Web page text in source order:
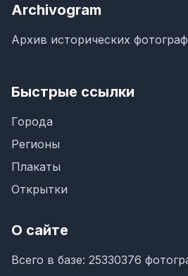
Archivogram
Архив исторических
Быстрые ссылки
Города
Регионы
Плакаты
Открытки
О сайте
Всего в базе: 25330376